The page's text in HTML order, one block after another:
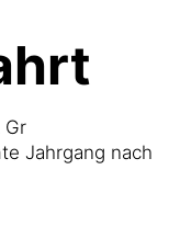
Jahrgang nach